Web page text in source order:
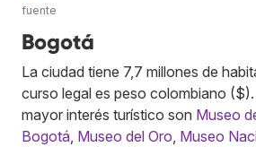
fuente
Bogotá
La ciudad tiene 7,7 millones de
curso legal es peso colombiano
mayor interés turístico son Museo
Bogotá Museo del Oro Museo